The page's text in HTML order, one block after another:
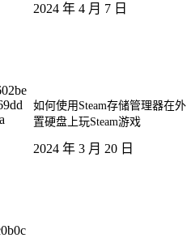
2024 年 4 月 7 日
如何使用Steam存储管理器在外
置硬盘上玩Steam游戏
2024 年 3 月 20 日